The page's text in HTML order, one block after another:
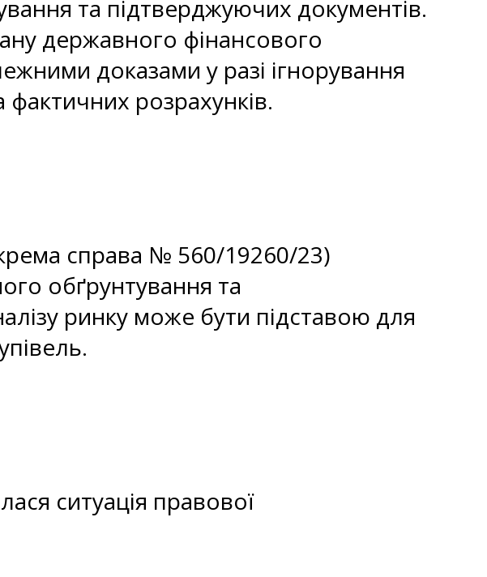
та підтверджуючих документів.
державного фінансового
доказами у разі ігнорування
фактичних розрахунків.
справа № 560/19260/23)
обґрунтування та
ринку може бути підставою для
ситуація правової